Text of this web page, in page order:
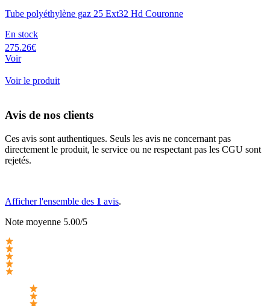
Tube polyéthylène gaz 25 Ext32 Hd Couronne
En stock
275.26€
Voir
Voir le produit
Avis de nos clients
Ces avis sont authentiques. Seuls les avis ne concernant pas
directement le produit, le service ou ne respectant pas les CGU sont
rejetés.
Afficher l'ensemble des 1 avis.
Note moyenne 5.00/5